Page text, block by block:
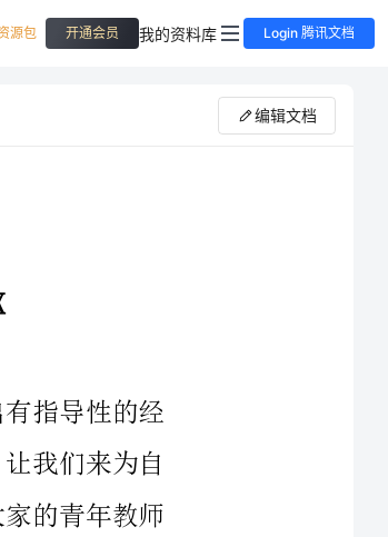
源包 开通会员 我的资料库 Login 腾讯文档
编辑文档